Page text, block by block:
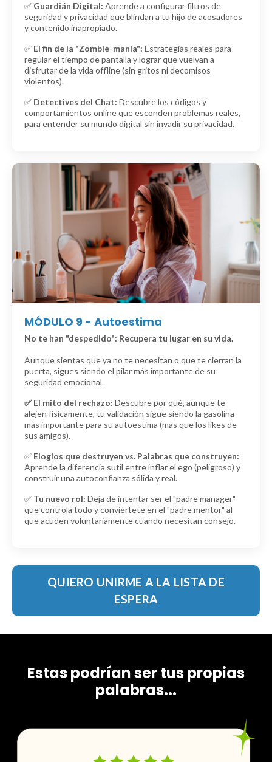
✅ Guardián Digital: Aprende a configurar filtros de
seguridad y privacidad que blindan a tu hijo de acosadores
y contenido inapropiado.
✅ El fin de la "Zombie-manía": Estrategias reales para
regular el tiempo de pantalla y lograr que vuelvan a
disfrutar de la vida offline (sin gritos ni decomisos
violentos).
✅ Detectives del Chat: Descubre los códigos y
comportamientos online que esconden problemas reales,
para entender su mundo digital sin invadir su privacidad.
MÓDULO 9 - Autoestima
No te han "despedido": Recupera tu lugar en su vida.
Aunque sientas que ya no te necesitan o que te cierran la
puerta, sigues siendo el pilar más importante de su
seguridad emocional.
✅ El mito del rechazo: Descubre por qué, aunque te
alejen físicamente, tu validación sigue siendo la gasolina
más importante para su autoestima (más que los likes de
sus amigos).
✅ Elogios que destruyen vs. Palabras que construyen:
Aprende la diferencia sutil entre inflar el ego (peligroso) y
construir una autoconfianza sólida y real.
✅ Tu nuevo rol: Deja de intentar ser el "padre manager"
que controla todo y conviértete en el "padre mentor" al
que acuden voluntariamente cuando necesitan consejo.
QUIERO UNIRME A LA LISTA DE
ESPERA
Estas podrían ser tus propias
palabras...